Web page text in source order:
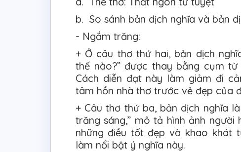
b. So sánh bản dịch nghĩa và bản
- Ngắm trăng:
+ Ở câu thơ thứ hai, bản dịch
thế nào?” được thay bằng cụm
Cách diễn đạt này làm giảm đi
tâm hồn nhà thơ trước vẻ đẹp của
+ Câu thơ thứ ba, bản dịch nghĩa
trăng sáng,” mô tả hình ảnh
những điều tốt đẹp và khao khát
làm nổi bật ý nghĩa này.